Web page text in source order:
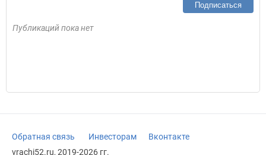
Подписаться
Публикаций пока нет
Обратная связь Инвесторам
Вконтакте
vrachi52.ru, 2019-2026 гг.